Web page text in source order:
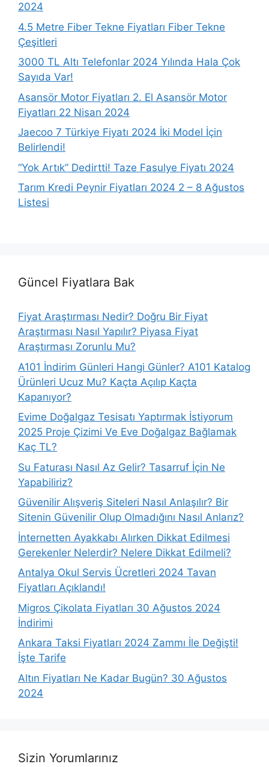
2024
4.5 Metre Fiber Tekne Fiyatları Fiber Tekne
Çeşitleri
3000 TL Altı Telefonlar 2024 Yılında Hala Çok
Sayıda Var!
Asansör Motor Fiyatları 2. El Asansör Motor
Fiyatları 22 Nisan 2024
Jaecoo 7 Türkiye Fiyatı 2024 İki Model İçin
Belirlendi!
“Yok Artık” Dedirtti! Taze Fasulye Fiyatı 2024
Tarım Kredi Peynir Fiyatları 2024 2 – 8 Ağustos
Listesi
Güncel Fiyatlara Bak
Fiyat Araştırması Nedir? Doğru Bir Fiyat
Araştırması Nasıl Yapılır? Piyasa Fiyat
Araştırması Zorunlu Mu?
A101 İndirim Günleri Hangi Günler? A101 Katalog
Ürünleri Ucuz Mu? Kaçta Açılıp Kaçta
Kapanıyor?
Evime Doğalgaz Tesisatı Yaptırmak İstiyorum
2025 Proje Çizimi Ve Eve Doğalgaz Bağlamak
Kaç TL?
Su Faturası Nasıl Az Gelir? Tasarruf İçin Ne
Yapabiliriz?
Güvenilir Alışveriş Siteleri Nasıl Anlaşılır? Bir
Sitenin Güvenilir Olup Olmadığını Nasıl Anlarız?
İnternetten Ayakkabı Alırken Dikkat Edilmesi
Gerekenler Nelerdir? Nelere Dikkat Edilmeli?
Antalya Okul Servis Ücretleri 2024 Tavan
Fiyatları Açıklandı!
Migros Çikolata Fiyatları 30 Ağustos 2024
İndirimi
Ankara Taksi Fiyatları 2024 Zammı İle Değişti!
İşte Tarife
Altın Fiyatları Ne Kadar Bugün? 30 Ağustos
2024
Sizin Yorumlarınız